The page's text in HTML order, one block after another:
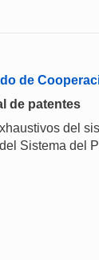
de
de patentes
del
Sistema del